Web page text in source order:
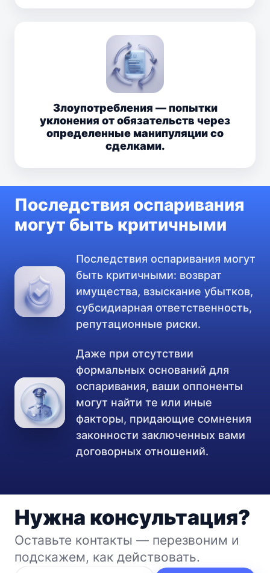
Злоупотребления — попытки
уклонения от обязательств через
определенные манипуляции со
сделками.
Последствия оспаривания
могут быть критичными
Последствия оспаривания могут
быть критичными: возврат
имущества, взыскание убытков,
субсидиарная ответственность,
репутационные риски.
Даже при отсутствии
формальных оснований для
оспаривания, ваши оппоненты
могут найти те или иные
факторы, придающие сомнения
законности заключенных вами
договорных отношений.
Нужна консультация?
Оставьте контакты — перезвоним и
подскажем, как действовать.